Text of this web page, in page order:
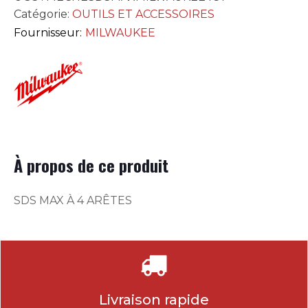
Catégorie: OUTILS ET ACCESSOIRES
Fournisseur: MILWAUKEE
À propos de ce produit
SDS MAX À 4 ARÊTES
Livraison rapide